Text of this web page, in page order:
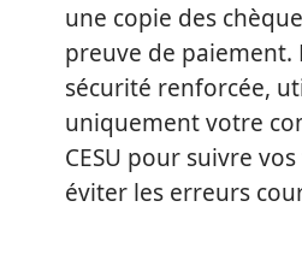
une copie des
preuve de paiement.
sécurité renforcée,
uniquement votre
CESU pour suivre
éviter les erreurs